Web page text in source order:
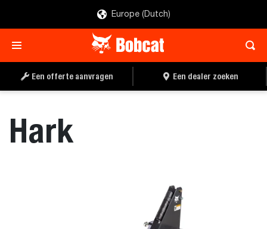
Europe (Dutch)
Een offerte aanvragen Een dealer zoeken
Hark
OFFERTE AANVRAGEN EEN DEALER ZOEKEN